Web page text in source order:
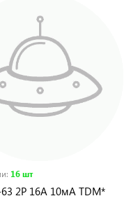
: 16 шт
2Р 16А 10мА TDM*